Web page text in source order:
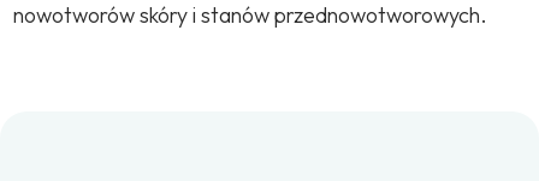
nowotworów skóry i stanów przednowotworowych.